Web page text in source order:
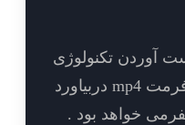
آوردن تکنولوژی
توانست محتوا خود را به فرمت mp4 دربیاورد
بود .